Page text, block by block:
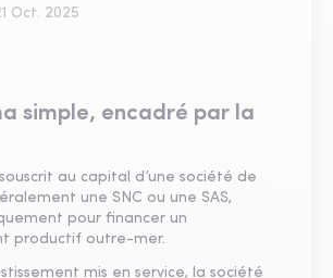
Oct. 2025
simple, encadré par la
souscrit au capital d’une société de
une SNC ou une SAS,
pour financer un
productif outre-mer.
mis en service, la société